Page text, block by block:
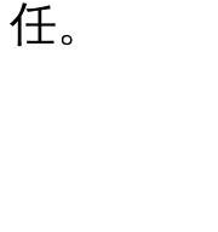
任。